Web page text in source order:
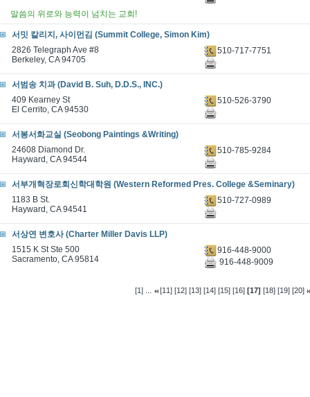
말씀의 위로와 능력이 넘치는 교회!
서밋 칼리지, 사이먼김 (Summit College, Simon Kim)
2826 Telegraph Ave #8
Berkeley, CA 94705
510-717-7751
서범송 치과 (David B. Suh, D.D.S., INC.)
409 Kearney St
El Cerrito, CA 94530
510-526-3790
서봉서화교실 (Seobong Paintings &Writing)
24608 Diamond Dr.
Hayward, CA 94544
510-785-9284
서부개혁장로회신학대학원 (Western Reformed Pres. College &Seminary)
1183 B St.
Hayward, CA 94541
510-727-0989
서상연 변호사 (Charter Miller Davis LLP)
1515 K St Ste 500
Sacramento, CA 95814
916-448-9000
916-448-9009
[1] ... [11] [12] [13] [14] [15] [16] [17] [18] [19] [20]